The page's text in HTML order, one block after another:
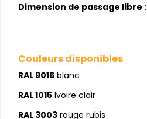
Dimension de passage libre :
Couleurs disponibles
RAL 9016 blanc
RAL 1015 Ivoire clair
RAL 3003 rouge rubis